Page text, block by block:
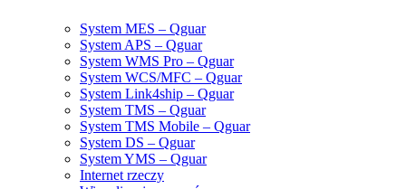
System MES – Qguar
System APS – Qguar
System WMS Pro – Qguar
System WCS/MFC – Qguar
System Link4ship – Qguar
System TMS – Qguar
System TMS Mobile – Qguar
System DS – Qguar
System YMS – Qguar
Internet rzeczy